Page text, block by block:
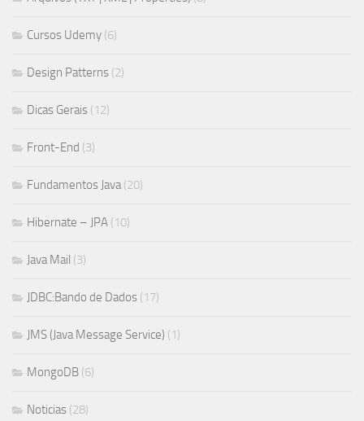
Cursos Udemy (6)
Design Patterns (2)
Dicas Gerais (12)
Front-End (3)
Fundamentos Java(20)
Hibernate – JPA (10)
Java Mail (3)
JDBC:Bando de Dados (17)
JMS (Java Message Service) (1)
MongoDB (6)
Noticias (28)